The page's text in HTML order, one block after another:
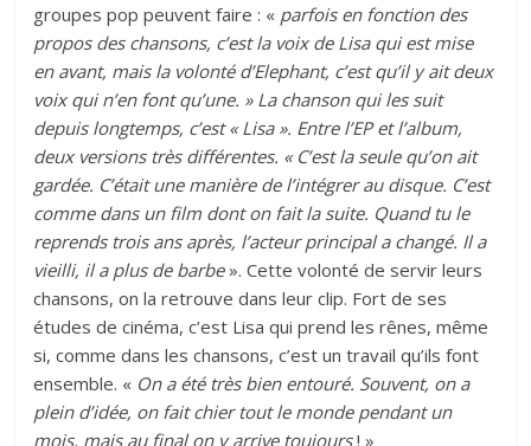
groupes pop peuvent faire : « parfois en fonction des
propos des chansons, c’est la voix de Lisa qui est mise
en avant, mais la volonté d’Elephant, c’est qu’il y ait deux
voix qui n’en font qu’une. » La chanson qui les suit
depuis longtemps, c’est « Lisa ». Entre l’EP et l’album,
deux versions très différentes. « C’est la seule qu’on ait
gardée. C’était une manière de l’intégrer au disque. C’est
comme dans un film dont on fait la suite. Quand tu le
reprends trois ans après, l’acteur principal a changé. Il a
vieilli, il a plus de barbe ». Cette volonté de servir leurs
chansons, on la retrouve dans leur clip. Fort de ses
études de cinéma, c’est Lisa qui prend les rênes, même
si, comme dans les chansons, c’est un travail qu’ils font
ensemble. « On a été très bien entouré. Souvent, on a
plein d’idée, on fait chier tout le monde pendant un
mois, mais au final on y arrive toujours! »